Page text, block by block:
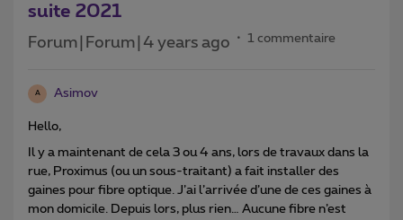
suite 2021
Forum|Forum|4 years ago 1 commentaire
A Asimov
Hello,
Il y a maintenant de cela 3 ou 4 ans, lors de travaux dans la
rue, Proximus (ou un sous-traitant) a fait installer des
gaines pour fibre optique. J’ai l’arrivée d’une de ces gaines à
mon domicile. Depuis lors, plus rien… Aucune fibre n’est